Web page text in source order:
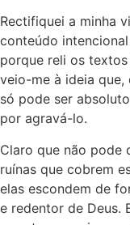
Rectifiquei a minha
conteúdo
porque reli os
veio-me à ideia
só pode ser
por agravá-lo.
Claro que não pode
ruínas que cobrem
elas escondem de
e redentor de Deus.